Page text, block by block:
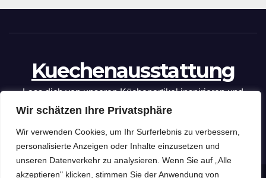
Wir schätzen Ihre Privatsphäre
Wir verwenden Cookies, um Ihr Surferlebnis zu verbessern,
personalisierte Anzeigen oder Inhalte einzusetzen und
unseren Datenverkehr zu analysieren. Wenn Sie auf „Alle
akzeptieren" klicken, stimmen Sie der Anwendung von
Kuechenausstattung
Lass dich von unseren Küchenartikel inspirieren und
optimiere deine kulinarischen Fähigkeiten mit unseren
praktischen Tipps und Tricks.